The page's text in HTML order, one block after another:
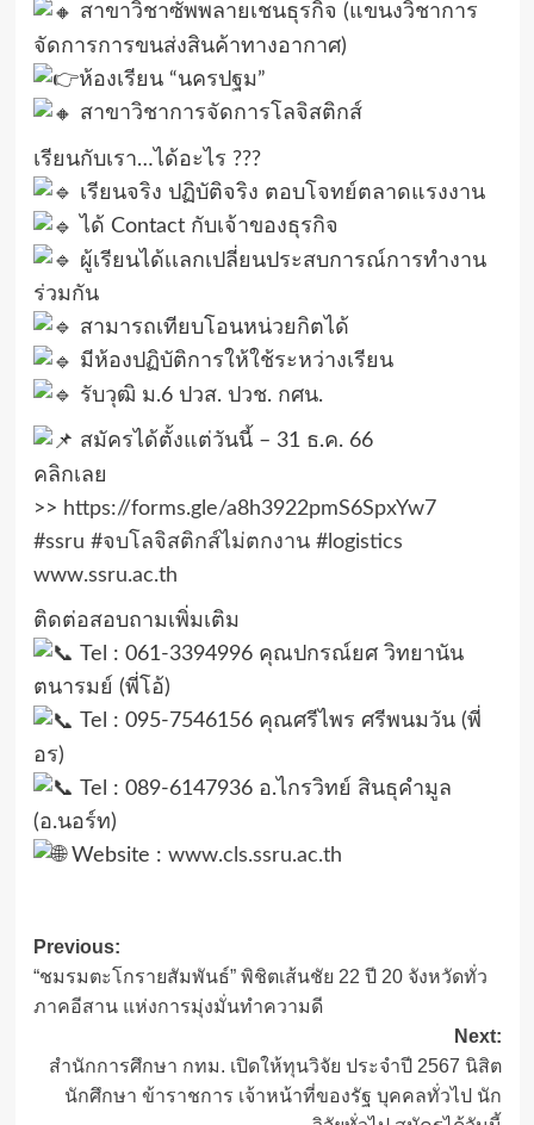
สาขาวิชาซัพพลายเชนธุรกิจ (แขนงวิชาการ
จัดการการขนส่งสินค้าทางอากาศ)
ห้องเรียน “นครปฐม”
สาขาวิชาการจัดการโลจิสติกส์
เรียนกับเรา…ได้อะไร ???
เรียนจริง ปฏิบัติจริง ตอบโจทย์ตลาดแรงงาน
ได้ Contact กับเจ้าของธุรกิจ
ผู้เรียนได้เเลกเปลี่ยนประสบการณ์การทำงาน
ร่วมกัน
สามารถเทียบโอนหน่วยกิตได้
มีห้องปฏิบัติการให้ใช้ระหว่างเรียน
รับวุฒิ ม.6 ปวส. ปวช. กศน.
สมัครได้ตั้งแต่วันนี้ – 31 ธ.ค. 66
คลิกเลย
>> https://forms.gle/a8h3922pmS6SpxYw7
#ssru #จบโลจิสติกส์ไม่ตกงาน #logistics
www.ssru.ac.th
ติดต่อสอบถามเพิ่มเติม
Tel : 061-3394996 คุณปกรณ์ยศ วิทยานัน
ตนารมย์ (พี่โอ้)
Tel : 095-7546156 คุณศรีไพร ศรีพนมวัน (พี่
อร)
Tel : 089-6147936 อ.ไกรวิทย์ สินธุคำมูล
(อ.นอร์ท)
Website : www.cls.ssru.ac.th
Post
navigation
Previous:
“ชมรมตะโกรายสัมพันธ์” พิชิตเส้นชัย 22 ปี 20 จังหวัดทั่ว
ภาคอีสาน แห่งการมุ่งมั่นทำความดี
Next:
สํานักการศึกษา กทม. เปิดให้ทุนวิจัย ประจําปี 2567 นิสิต
นักศึกษา ข้าราชการ เจ้าหน้าที่ของรัฐ บุคคลทั่วไป นัก